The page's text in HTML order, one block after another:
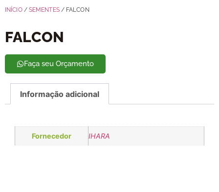
INÍCIO/ SEMENTES/ FALCON
FALCON
Faça seu Orçamento
Informação adicional
Fornecedor IHARA